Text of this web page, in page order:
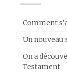
Comment
Un nouveau
On a
Testament